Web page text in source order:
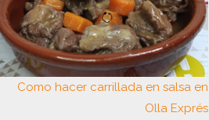
Como hacer carrillada en salsa en
Olla Exprés